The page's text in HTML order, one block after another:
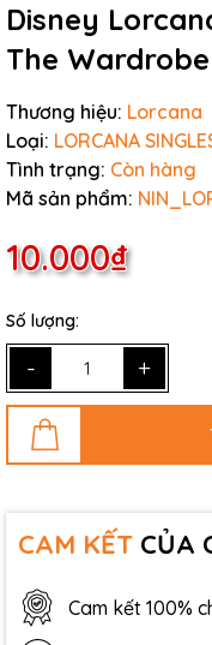
Disney
The
Thương hiệu: Lorcana
Loại: LORCANA
Tình trạng: Còn hàng
Mã sản phẩm:
10.000₫
Số lượng:
- +
CAM KẾT CỦA
Cam kết 100%